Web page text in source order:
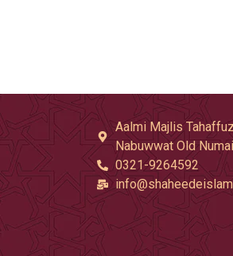
Aalmi Majlis
Nabuwwat Old
0321-9264592